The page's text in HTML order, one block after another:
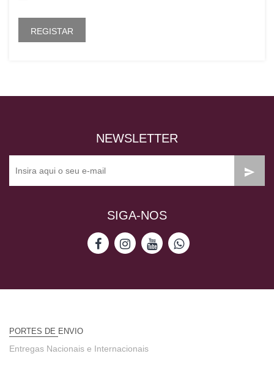
REGISTAR
NEWSLETTER
SIGA-NOS
PORTES DE ENVIO
Entregas Nacionais e Internacionais